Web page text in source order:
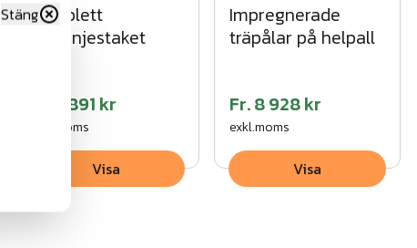
Komplett
kastanjestaket
2 891 kr
exkl.moms
Visa
Impregnerade
träpålar på helpall
Fr.8 928 kr
exkl.moms
Visa
Stäng